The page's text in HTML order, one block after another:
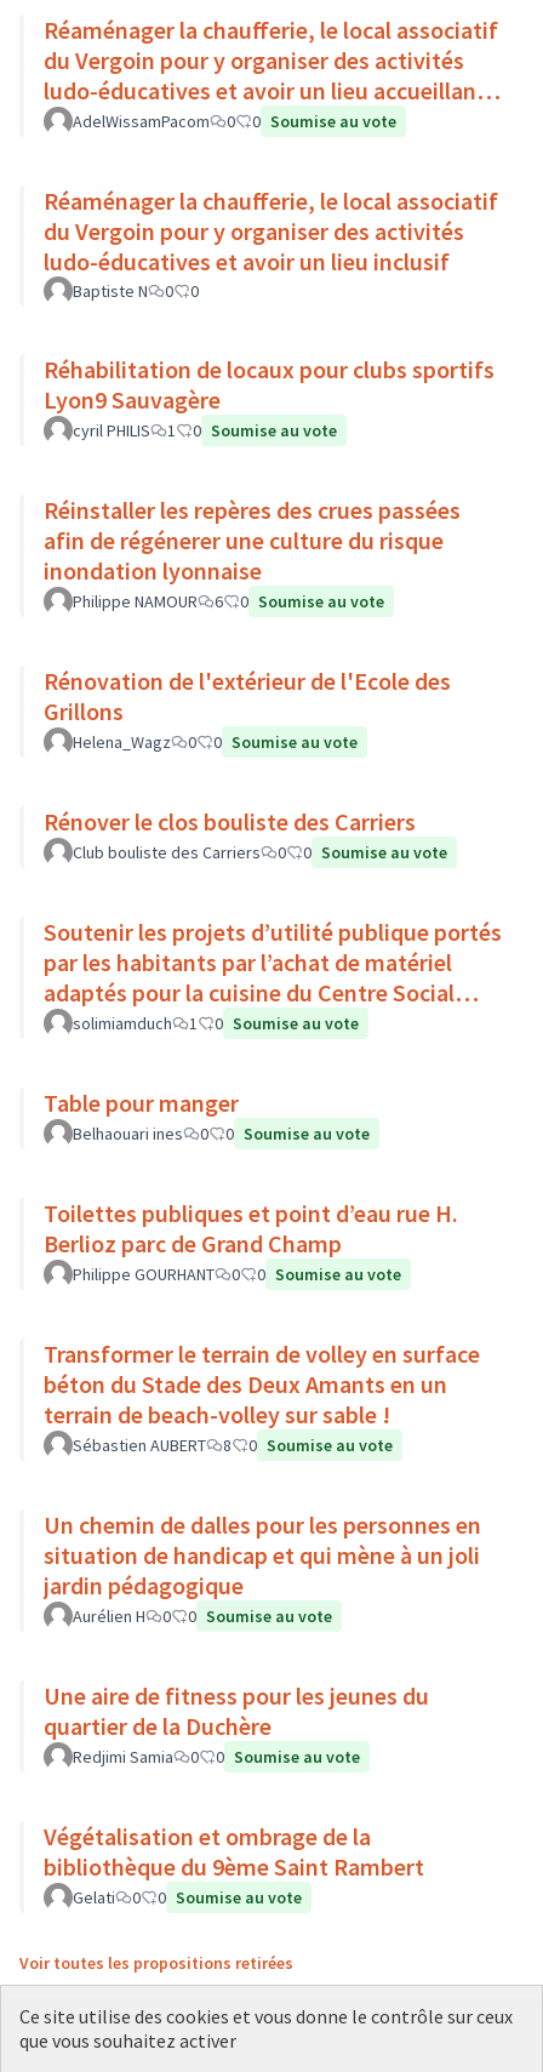
Réaménager la chaufferie, le local associatif
du Vergoin pour y organiser des activités
ludo-éducatives et avoir un lieu accueillant,
modèle pour les
AdelWissamPacom 0 0 Soumise au vote
Réaménager la chaufferie, le local associatif
du Vergoin pour y organiser des activités
ludo-éducatives et avoir un lieu inclusif
Baptiste N 0 0
Réhabilitation de locaux pour clubs sportifs
Lyon9 Sauvagère
cyril PHILIS 1 0 Soumise au vote
Réinstaller les repères des crues passées
afin de régénerer une culture du risque
inondation lyonnaise
Philippe NAMOUR 6 0 Soumise au vote
Rénovation de l'extérieur de l'Ecole des
Grillons
Helena_Wagz 0 0 Soumise au vote
Rénover le clos bouliste des Carriers
Club bouliste des Carriers 0 0 Soumise au vote
Soutenir les projets d’utilité publique portés
par les habitants par l’achat de matériel
adaptés pour la cuisine du Centre Social
Sauvegarde Duchère.
solimiamduch 1 0 Soumise au vote
Table pour manger
Belhaouari ines 0 0 Soumise au vote
Toilettes publiques et point d’eau rue H.
Berlioz parc de Grand Champ
Philippe GOURHANT 0 0 Soumise au vote
Transformer le terrain de volley en surface
béton du Stade des Deux Amants en un
terrain de beach-volley sur sable !
Sébastien AUBERT 8 0 Soumise au vote
Un chemin de dalles pour les personnes en
situation de handicap et qui mène à un joli
jardin pédagogique
Aurélien H 0 0 Soumise au vote
Une aire de fitness pour les jeunes du
quartier de la Duchère
Redjimi Samia 0 0 Soumise au vote
Végétalisation et ombrage de la
bibliothèque du 9ème Saint Rambert
Gelati 0 0 Soumise au vote
Voir toutes les propositions retirées
Ce site utilise des cookies et vous donne le contrôle sur ceux
que vous souhaitez activer